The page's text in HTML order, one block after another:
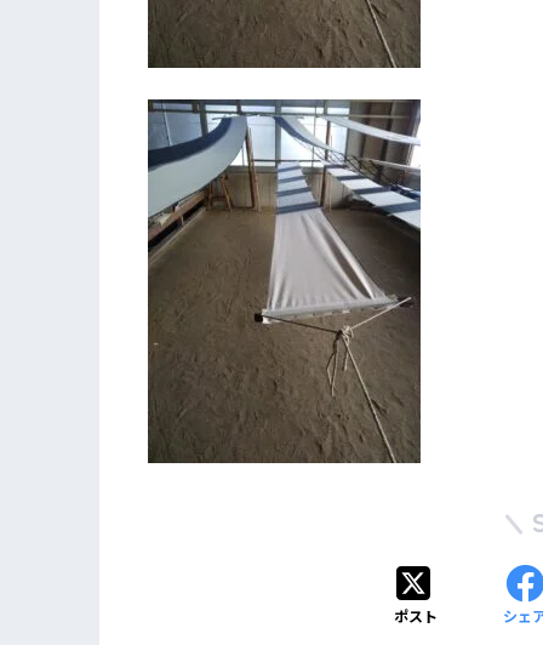
ポスト シェ